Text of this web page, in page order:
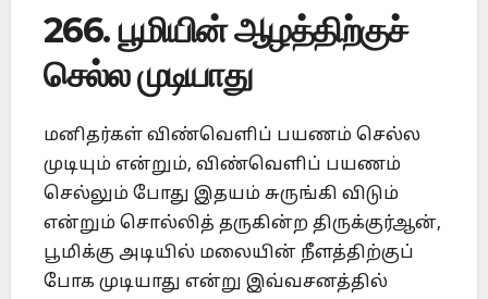
266. பூமியின் ஆழத்திற்குச்
செல்ல முடியாது
மனிதர்கள் விண்வெளிப் பயணம் செல்ல
முடியும் என்றும், விண்வெளிப் பயணம்
செல்லும் போது இதயம் சுருங்கி விடும்
என்றும் சொல்லித் தருகின்ற திருக்குர்ஆன்,
பூமிக்கு அடியில் மலையின் நீளத்திற்குப்
போக முடியாது என்று இவ்வசனத்தில்